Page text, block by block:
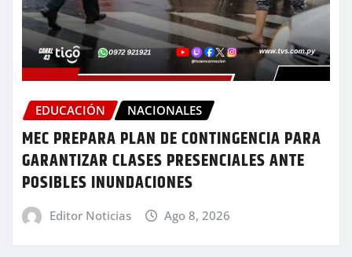
EDUCACIÓN NACIONALES
MEC PREPARA PLAN DE CONTINGENCIA PARA
GARANTIZAR CLASES PRESENCIALES ANTE
POSIBLES INUNDACIONES
Editor Noticias Ago 8, 2026